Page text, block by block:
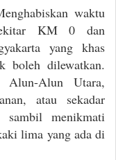
waktu
KM 0 dan
yang khas
boleh dilewatkan.
Alun Utara,
atau sekadar
sambil menikmati
lima yang ada di